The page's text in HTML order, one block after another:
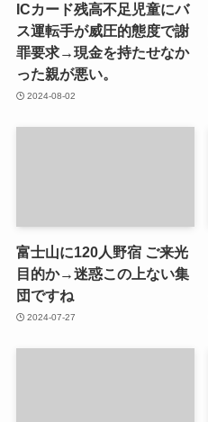
ICカード残高不足児童にバ
ス運転手が威圧的態度で謝
罪要求→現金を持たせなか
った親が悪い。
2024-08-02
富士山に120人野宿 ご来光
目的か→迷惑この上ない集
団ですね
2024-07-27